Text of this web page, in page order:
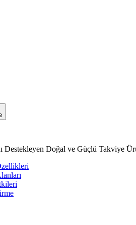
Destekleyen Doğal ve Güçlü Takviye